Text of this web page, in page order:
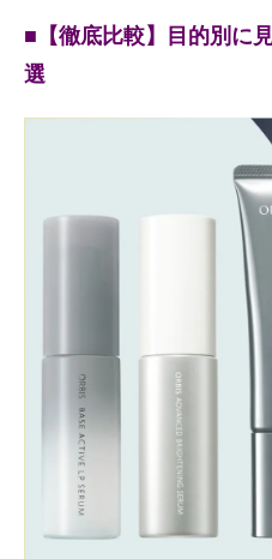
■【徹底比較】目的別に
選